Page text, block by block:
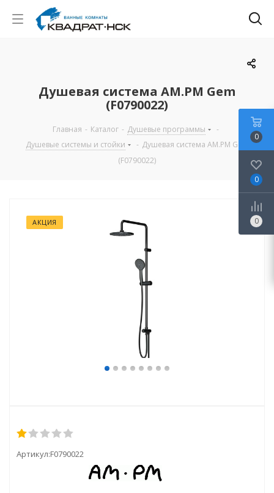
Душевая система AM.PM Gem
(F0790022)
Главная - Каталог - Душевые программы
-
Душевые системы и стойки
- Душевая система AM.PM Gem
(F0790022)
АКЦИЯ
Артикул:F0790022
0
0
0